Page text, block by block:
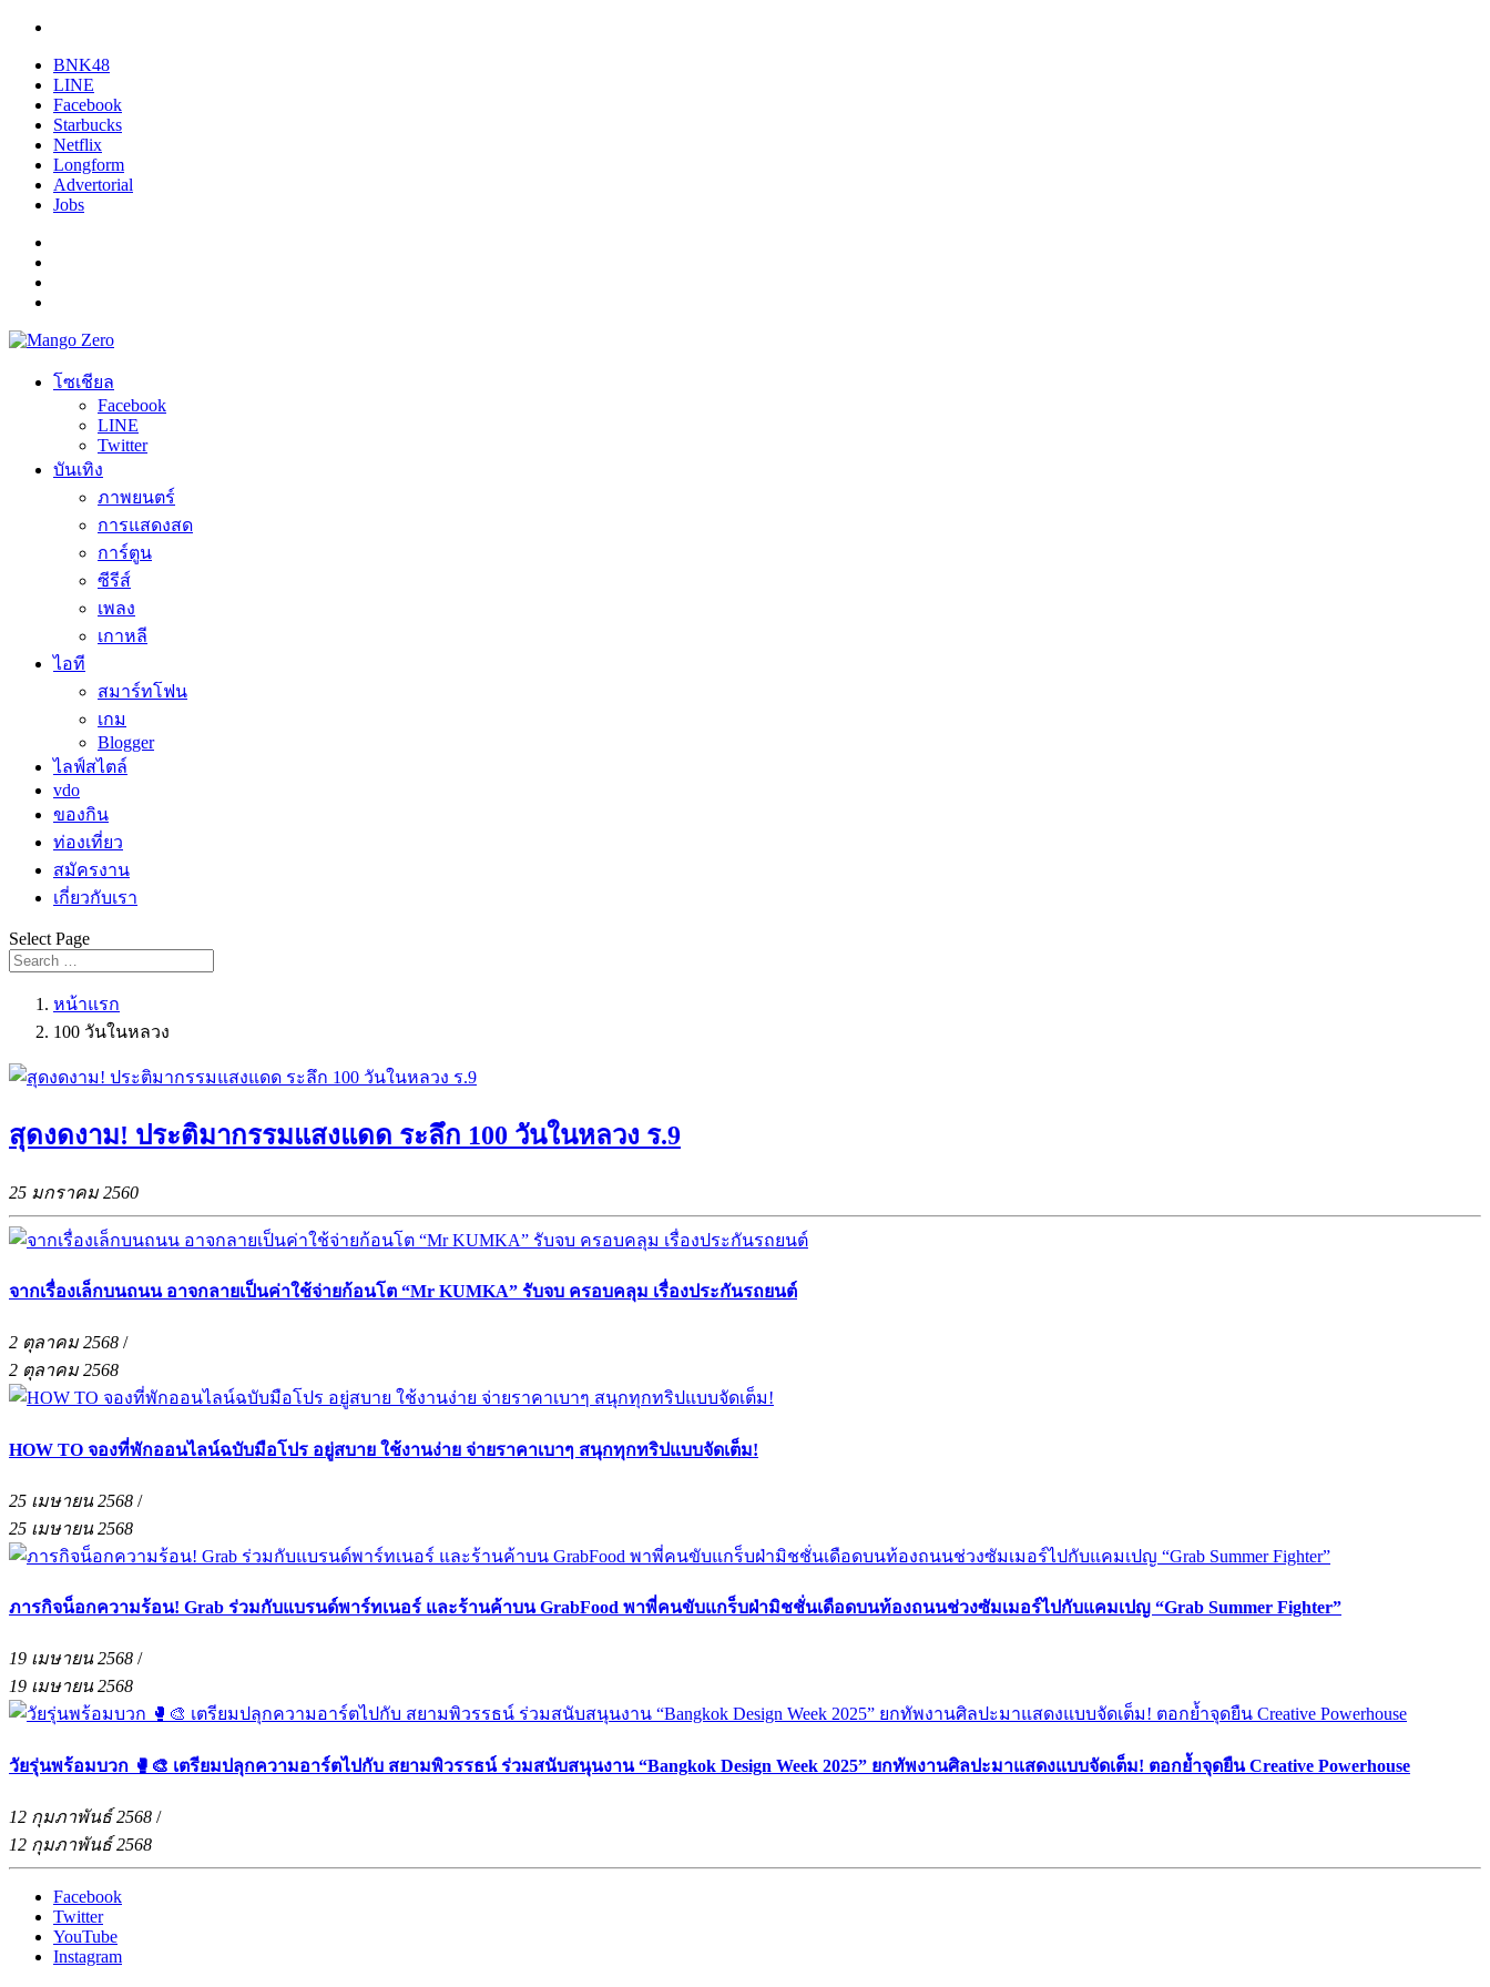
BNK48
LINE
Facebook
Starbucks
Netflix
Longform
Advertorial
Jobs
โซเชียล
Facebook
LINE
Twitter
บันเทิง
ภาพยนตร์
การแสดงสด
การ์ตูน
ซีรีส์
เพลง
เกาหลี
ไอที
สมาร์ทโฟน
เกม
Blogger
ไลฟ์สไตล์
vdo
ของกิน
ท่องเที่ยว
สมัครงาน
เกี่ยวกับเรา
Select Page
หน้าแรก
100 วันในหลวง
สุดงดงาม! ประติมากรรมแสงแดด ระลึก 100 วันในหลวง ร.9
25 มกราคม 2560
จากเรื่องเล็กบนถนน อาจกลายเป็นค่าใช้จ่ายก้อนโต “Mr KUMKA” รับจบ ครอบคลุม เรื่องประกันรถยนต์
2 ตุลาคม 2568 /
2 ตุลาคม 2568
HOW TO จองที่พักออนไลน์ฉบับมือโปร อยู่สบาย ใช้งานง่าย จ่ายราคาเบาๆ สนุกทุกทริปแบบจัดเต็ม!
25 เมษายน 2568 /
25 เมษายน 2568
ภารกิจน็อกความร้อน! Grab ร่วมกับแบรนด์พาร์ทเนอร์ และร้านค้าบน GrabFood พาพี่คนขับแกร็บฝ่ามิชชั่นเดือดบนท้องถนนช่วงซัมเมอร์ไปกับแคมเปญ “Grab Summer Fighter”
19 เมษายน 2568 /
19 เมษายน 2568
วัยรุ่นพร้อมบวก 🥊🎨 เตรียมปลุกความอาร์ตไปกับ สยามพิวรรธน์ ร่วมสนับสนุนงาน “Bangkok Design Week 2025” ยกทัพงานศิลปะมาแสดงแบบจัดเต็ม! ตอกย้ำจุดยืน Creative Powerhouse
12 กุมภาพันธ์ 2568 /
12 กุมภาพันธ์ 2568
Facebook
Twitter
YouTube
Instagram